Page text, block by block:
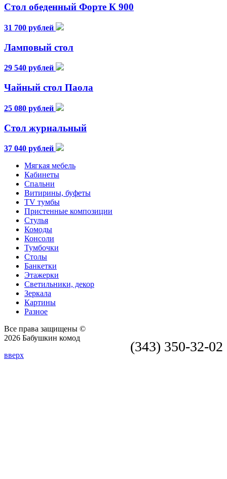
Стол обеденный Форте К 900
31 700 рублей
Ламповый стол
29 540 рублей
Чайный стол Паола
25 080 рублей
Стол журнальный
37 040 рублей
Мягкая мебель
Кабинеты
Спальни
Витирины, буфеты
TV тумбы
Пристенные композиции
Стулья
Комоды
Консоли
Тумбочки
Столы
Банкетки
Этажерки
Светильники, декор
Зеркала
Картины
Разное
(343) 350-32-02
Все права защищены ©
2026 Бабушкин комод
вверх